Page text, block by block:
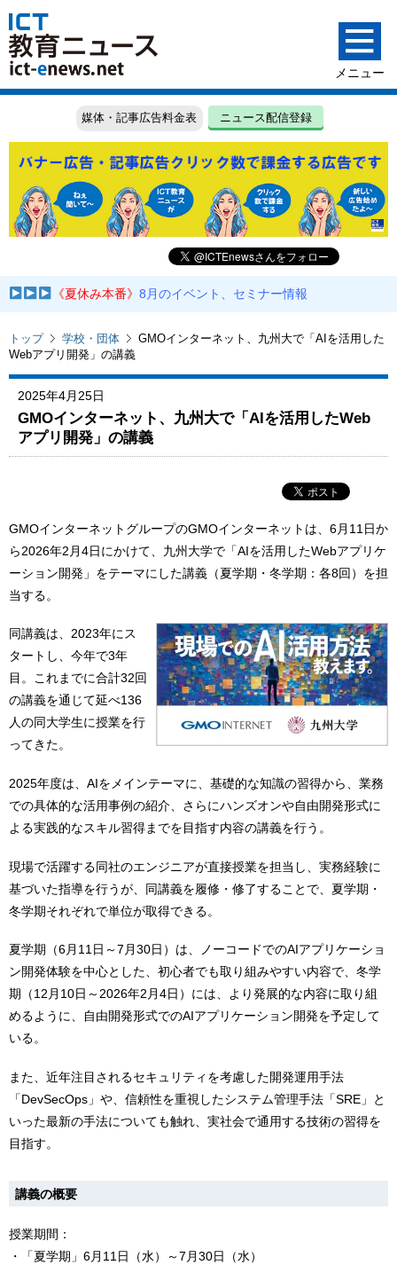
媒体・記事広告料金表 ニュース配信登録
《夏休み本番》8月のイベント、セミナー情報
トップ 学校・団体
GMOインターネット、九州大で「AIを活用した
Webアプリ開発」の講義
2025年4月25日
GMOインターネット、九州大で「AIを活用したWeb
アプリ開発」の講義
GMOインターネットグループのGMOインターネットは、6月11日か
ら2026年2月4日にかけて、九州大学で「AIを活用したWebアプリケ
ーション開発」をテーマにした講義（夏学期・冬学期：各8回）を担
当する。
同講義は、2023年にス
タートし、今年で3年
目。これまでに合計32回
の講義を通じて延べ136
人の同大学生に授業を行
ってきた。
2025年度は、AIをメインテーマに、基礎的な知識の習得から、業務
での具体的な活用事例の紹介、さらにハンズオンや自由開発形式に
よる実践的なスキル習得までを目指す内容の講義を行う。
現場で活躍する同社のエンジニアが直接授業を担当し、実務経験に
基づいた指導を行うが、同講義を履修・修了することで、夏学期・
冬学期それぞれで単位が取得できる。
夏学期（6月11日～7月30日）は、ノーコードでのAIアプリケーショ
ン開発体験を中心とした、初心者でも取り組みやすい内容で、冬学
期（12月10日～2026年2月4日）には、より発展的な内容に取り組
めるように、自由開発形式でのAIアプリケーション開発を予定して
いる。
また、近年注目されるセキュリティを考慮した開発運用手法
「DevSecOps」や、信頼性を重視したシステム管理手法「SRE」と
いった最新の手法についても触れ、実社会で通用する技術の習得を
目指す。
講義の概要
授業期間：
・「夏学期」6月11日（水）～7月30日（水）